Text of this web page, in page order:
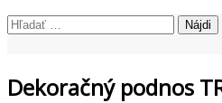
Hľadať:
Dekoračný podnos